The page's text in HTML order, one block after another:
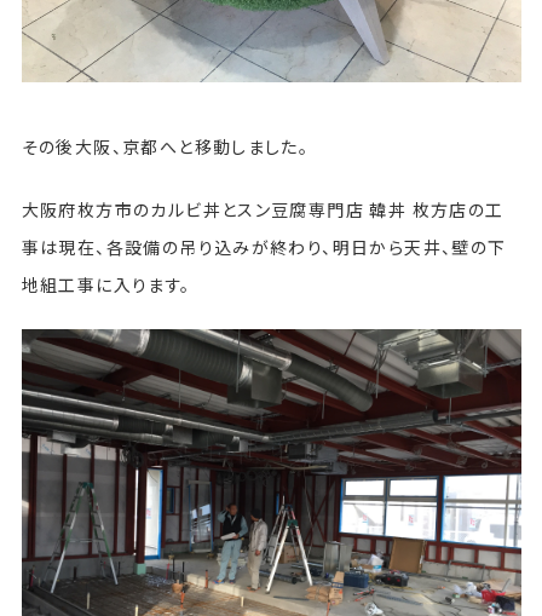
その後大阪、京都へと移動しました。
大阪府枚方市のカルビ丼とスン豆腐専門店 韓丼 枚方店の工
事は現在、各設備の吊り込みが終わり、明日から天井、壁の下
地組工事に入ります。